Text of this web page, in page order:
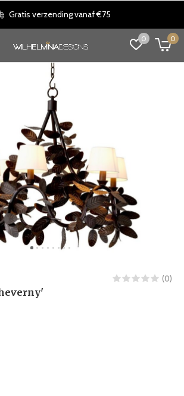
0 0
Gratis verzending vanaf €75
(0)